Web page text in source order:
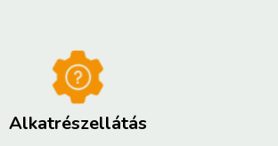
Alkatrészellátás